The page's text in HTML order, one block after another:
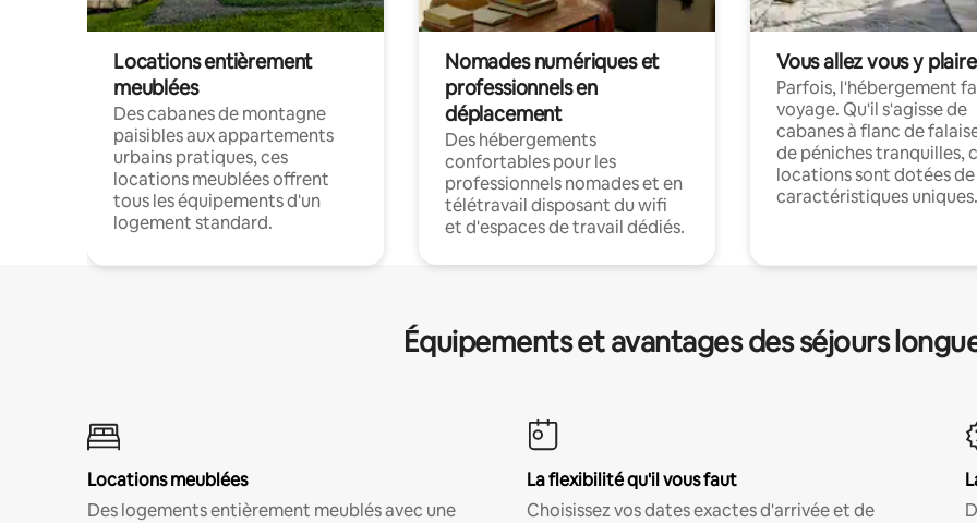
Locations entièrement
meublées
Des cabanes de montagne
paisibles aux appartements
urbains pratiques, ces
locations meublées offrent
tous les équipements d'un
logement standard.
Nomades numériques et
professionnels en
déplacement
Des hébergements
confortables pour les
professionnels nomades et en
télétravail disposant du wifi
et d'espaces de travail dédiés.
Vous allez vous y plaire
Parfois, l'hébergement
voyage. Qu'il s'agisse de
cabanes à flanc de
de péniches tranquilles,
locations sont dotées de
caractéristiques uniques.
Équipements et avantages des séjours
Locations meublées
Des logements entièrement meublés avec une
La flexibilité qu'il vous faut
Choisissez vos dates exactes d'arrivée et de